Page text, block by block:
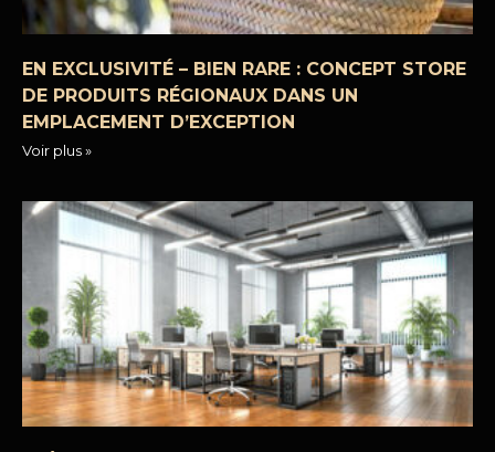
EN EXCLUSIVITÉ – BIEN RARE : CONCEPT STORE
DE PRODUITS RÉGIONAUX DANS UN
EMPLACEMENT D’EXCEPTION
Voir plus »